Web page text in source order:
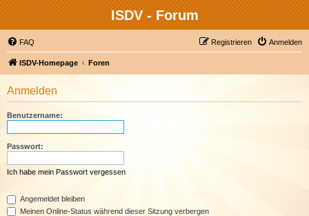
ISDV - Forum
FAQ Anmelden
Registrieren
ISDV-Homepage Foren
Anmelden
Benutzername:
Passwort:
Ich habe mein Passwort vergessen
Angemeldet bleiben
Meinen Online-Status während dieser Sitzung verbergen